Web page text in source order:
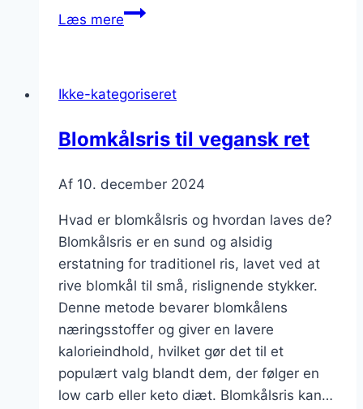
Læs mereBlomkålsris
dild
Ikke-kategoriseret
Blomkålsris til vegansk ret
Af 10. december 2024
Hvad er blomkålsris og hvordan laves de?
Blomkålsris er en sund og alsidig
erstatning for traditionel ris, lavet ved at
rive blomkål til små, rislignende stykker.
Denne metode bevarer blomkålens
næringsstoffer og giver en lavere
kalorieindhold, hvilket gør det til et
populært valg blandt dem, der følger en
low carb eller keto diæt. Blomkålsris kan…